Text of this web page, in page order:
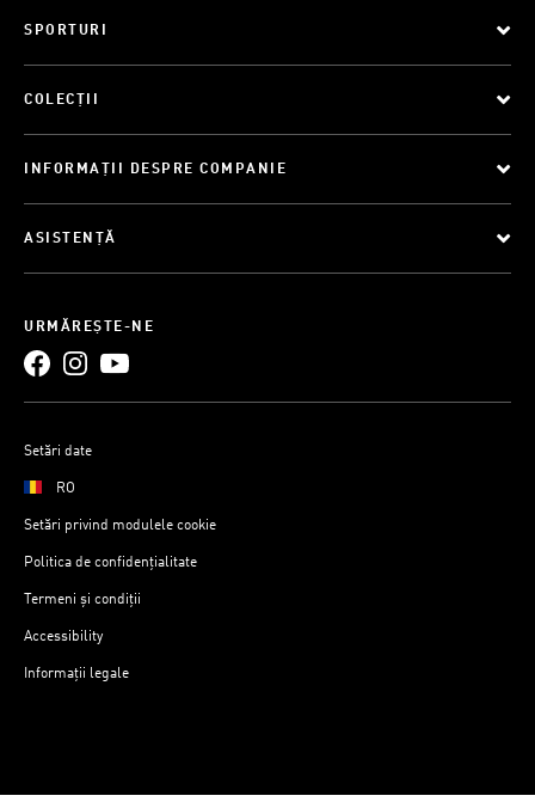
SPORTURI
COLECȚII
INFORMAȚII DESPRE COMPANIE
ASISTENȚĂ
URMĂREȘTE-NE
Setări date
RO
Setări privind modulele cookie
Politica de confidențialitate
Termeni și condiții
Accessibility
Informații legale